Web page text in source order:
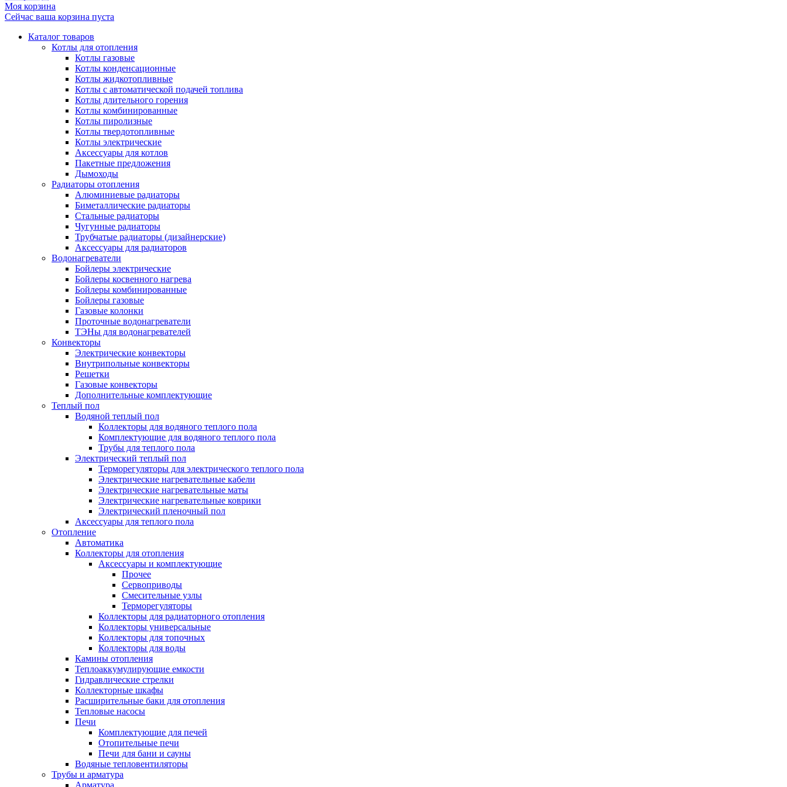
Моя корзина
Сейчас ваша корзина пуста
Каталог товаров
Котлы для отопления
Котлы газовые
Котлы конденсационные
Котлы жидкотопливные
Котлы с автоматической подачей топлива
Котлы длительного горения
Котлы комбинированные
Котлы пиролизные
Котлы твердотопливные
Котлы электрические
Аксессуары для котлов
Пакетные предложения
Дымоходы
Радиаторы отопления
Алюминиевые радиаторы
Биметаллические радиаторы
Стальные радиаторы
Чугунные радиаторы
Трубчатые радиаторы (дизайнерские)
Аксессуары для радиаторов
Водонагреватели
Бойлеры электрические
Бойлеры косвенного нагрева
Бойлеры комбинированные
Бойлеры газовые
Газовые колонки
Проточные водонагреватели
ТЭНы для водонагревателей
Конвекторы
Электрические конвекторы
Внутрипольные конвекторы
Решетки
Газовые конвекторы
Дополнительные комплектующие
Теплый пол
Водяной теплый пол
Коллекторы для водяного теплого пола
Комплектующие для водяного теплого пола
Трубы для теплого пола
Электрический теплый пол
Терморегуляторы для электрического теплого пола
Электрические нагревательные кабели
Электрические нагревательные маты
Электрические нагревательные коврики
Электрический пленочный пол
Аксессуары для теплого пола
Отопление
Автоматика
Коллекторы для отопления
Аксессуары и комплектующие
Прочее
Сервоприводы
Смесительные узлы
Терморегуляторы
Коллекторы для радиаторного отопления
Коллекторы универсальные
Коллекторы для топочных
Коллекторы для воды
Камины отопления
Теплоаккумулирующие емкости
Гидравлические стрелки
Коллекторные шкафы
Расширительные баки для отопления
Тепловые насосы
Печи
Комплектующие для печей
Отопительные печи
Печи для бани и сауны
Водяные тепловентиляторы
Трубы и арматура
Арматура